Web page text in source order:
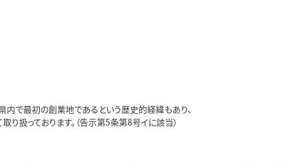
内で最初の創業地であるという歴史的経緯もあり、
扱っております。（告示第5条第8号イに該当）